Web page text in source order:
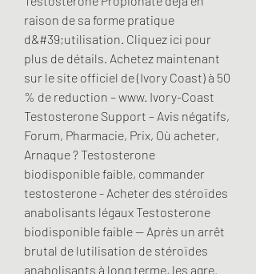
raison de sa forme pratique
d&#39;utilisation. Cliquez ici pour
plus de détails. Achetez maintenant
sur le site officiel de (Ivory Coast) à 50
% de reduction – www. Ivory-Coast
Testosterone Support – Avis négatifs,
Forum, Pharmacie, Prix, Où acheter,
Arnaque ? Testosterone
biodisponible faible, commander
testosterone - Acheter des stéroïdes
anabolisants légaux Testosterone
biodisponible faible -- Après un arrêt
brutal de lutilisation de stéroïdes
anabolisants à long terme, les agre.